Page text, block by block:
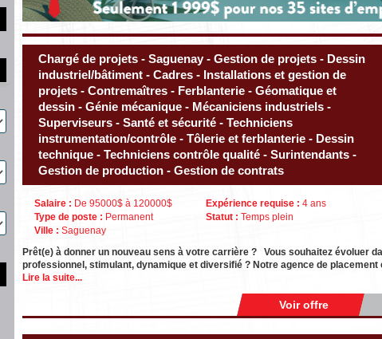
Chargé de projets - Saguenay - Gestion de projets - Dessin
industriel/bâtiment - Cadres - Installations et gestion de
projets - Contremaîtres - Ferblanterie - Géomatique et
dessin - Génie mécanique - Mécaniciens industriels -
Superviseurs - Santé et sécurité - Techniciens
instrumentation/contrôle - Tôlerie et ferblanterie - Dessin
technique - Techniciens contrôle qualité - Surintendants -
Gestion de production - Gestion de contrats
Salaire : De 95000$ à 120000$
Type de poste : Permanent
Ville : Saguenay
Expérience requise : 4 ans
Statut : Temps plein
Prêt(e) à donner un nouveau sens à votre carrière ? Vous souhaitez évoluer
professionnel, stimulant, dynamique et diversifié ? Notre agence de
Lire la suite...
Voir offre